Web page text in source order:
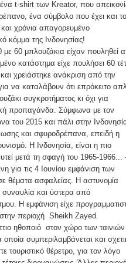
t-shirt των Kreator, που
ένα σύμβολο που έχει και το
χρόνια απαγορευμένο
κόμμα της Ινδονησίας!
60 μπλουζάκια είχαν πουληθεί
κατάστημα είχε πουλήσει 60
χρειάστηκε ανάκριση από την
να καταλάβουν ότι επρόκειτο
συγκροτήματος κι όχι για
προπαγάνδα. Σύμφωνα με τον
του 2015 και πάλι στην
και σφυροδρέπανα, επειδή η
Η Ινδονησία, είναι η πιο
μετά τη σφαγή του 1965-1966...
για τις 4 Ιουνίου εμφάνιση των
θέματα ασφαλείας. Η αστυνομία
συναυλία και ύστερα από
Η εμφάνιση είχε
περιοχή Sheikh Zayed.
ηθοποιό στον χώρο των ταινιών
συμπεριλαμβάνεται και
τουριστικό θέρετρο, για τον λόγο